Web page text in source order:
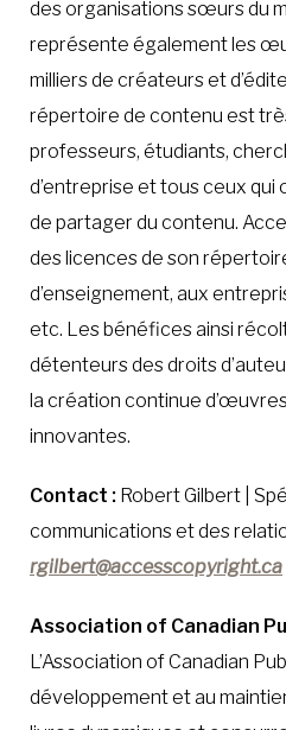
des organisations sœurs du
représente également les
milliers de créateurs et
répertoire de contenu est
professeurs, étudiants,
d’entreprise et tous ceux qui
de partager du contenu.
des licences de son
d’enseignement, aux
etc. Les bénéfices ainsi
détenteurs des droits
la création continue
innovantes.
Contact : Robert Gilbert |
communications et des
rgilbert@accesscopyright.ca
Association of Canadian
L’Association of Canadian
développement et au